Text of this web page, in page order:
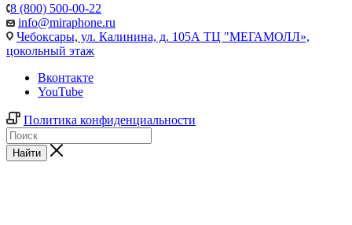
8 (800) 500-00-22
info@miraphone.ru
Чебоксары, ул. Калинина, д. 105А ТЦ "МЕГАМОЛЛ»,
цокольный этаж
Вконтакте
YouTube
Политика конфиденциальности
Найти